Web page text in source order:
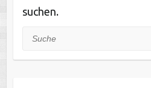
suchen.
Suche